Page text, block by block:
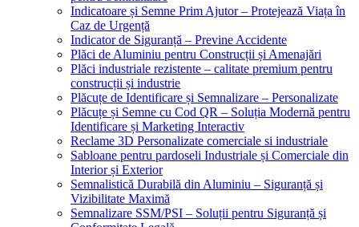
Indicatoare și Semne Prim Ajutor – Protejează Viața în
Caz de Urgență
Indicator de Siguranță – Previne Accidente
Plăci de Aluminiu pentru Construcții și Amenajări
Plăci industriale rezistente – calitate premium pentru
construcții și industrie
Plăcuțe de Identificare și Semnalizare – Personalizate
Plăcuțe și Semne cu Cod QR – Soluția Modernă pentru
Identificare și Marketing Interactiv
Reclame 3D Personalizate comerciale si industriale
Sabloane pentru pardoseli Industriale și Comerciale din
Interior și Exterior
Semnalistică Durabilă din Aluminiu – Siguranță și
Vizibilitate Maximă
Semnalizare SSM/PSI – Soluții pentru Siguranță și